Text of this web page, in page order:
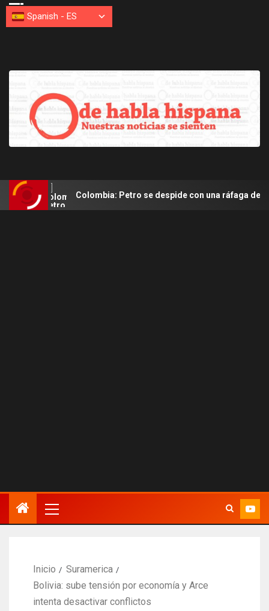
Colombia: Petro se despide con una ráfaga de mensajes
Inicio
Suramerica
Bolivia: sube tensión por economía y Arce
intenta desactivar conflictos
Spanish - ES